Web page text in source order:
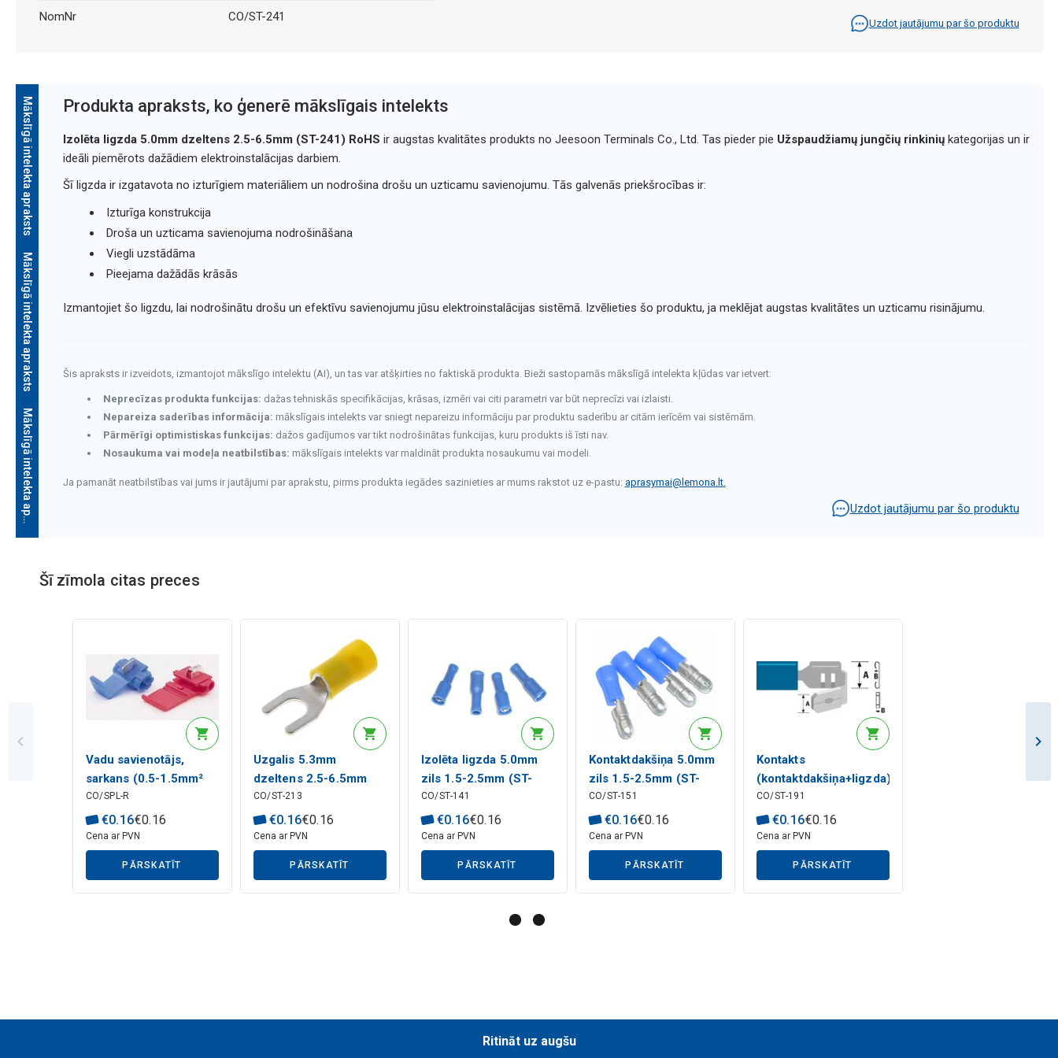
NomNr CO/ST-241 Uzdot jautājumu par šo produktu
Mākslīgā intelekta apraksts
Mākslīgā intelekta apraksts
M
ā
k
s
l
ī
g
ā
i
n
t
e
l
e
k
t
a
a
p
r
a
k
s
t
s
Mākslīgā intelekta apraksts
Produkta apraksts, ko ģenerē mākslīgais intelekts
Izolēta ligzda 5.0mm dzeltens 2.5-6.5mm (ST-241) RoHS ir augstas kvalitātes produkts no Jeesoon Terminals Co., Ltd. Tas pieder pie Užspaudžiamų jungčių rinkiniųkategorijas un ir
ideāli piemērots dažādiem elektroinstalācijas darbiem.
Šī ligzda ir izgatavota no izturīgiem materiāliem un nodrošina drošu un uzticamu savienojumu. Tās galvenās priekšrocības ir:
Izturīga konstrukcija
Droša un uzticama savienojuma nodrošināšana
Viegli uzstādāma
Pieejama dažādās krāsās
Izmantojiet šo ligzdu, lai nodrošinātu drošu un efektīvu savienojumu jūsu elektroinstalācijas sistēmā. Izvēlieties šo produktu, ja meklējat augstas kvalitātes un uzticamu risinājumu.
Šis apraksts ir izveidots, izmantojot mākslīgo intelektu (AI), un tas var atšķirties no faktiskā produkta. Bieži sastopamās mākslīgā intelekta kļūdas var ietvert:
Neprecīzas produkta funkcijas: dažas tehniskās specifikācijas, krāsas, izmēri vai citi parametri var būt neprecīzi vai izlaisti.
Nepareiza saderības informācija: mākslīgais intelekts var sniegt nepareizu informāciju par produktu saderību ar citām ierīcēm vai sistēmām.
Pārmērīgi optimistiskas funkcijas: dažos gadījumos var tikt nodrošinātas funkcijas, kuru produkts iš īsti nav.
Nosaukuma vai modeļa neatbilstības: mākslīgais intelekts var maldināt produkta nosaukumu vai modeli.
Ja pamanāt neatbilstības vai jums ir jautājumi par aprakstu, pirms produkta iegādes sazinieties ar mums rakstot uz e-pastu: aprasymai@lemona.lt.
Uzdot jautājumu par šo produktu
Šī zīmola citas preces
Vadu savienotājs,
sarkans (0.5-1.5mm²
kabelim) RoHS
CO/SPL-R
€0.16€0.16
Cena ar PVN
PĀRSKATĪT
Uzgalis 5.3mm
dzeltens 2.5-6.5mm
(ST-213) RoHS
CO/ST-213
€0.16€0.16
Cena ar PVN
PĀRSKATĪT
Izolēta ligzda 5.0mm
zils 1.5-2.5mm (ST-
141) RoHS
CO/ST-141
€0.16€0.16
Cena ar PVN
PĀRSKATĪT
Kontaktdakšiņa 5.0mm
zils 1.5-2.5mm (ST-
151) RoHS
CO/ST-151
€0.16€0.16
Cena ar PVN
PĀRSKATĪT
Kontakts
(kontaktdakšiņa+ligzda)
6.3mm 1.5-2.50mm
(ST-191)
CO/ST-191
€0.16€0.16
Cena ar PVN
PĀRSKATĪT
Ritināt uz augšu